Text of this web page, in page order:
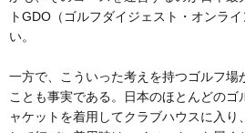
トGDO（ゴルフダイジェスト・オンラ
い。
一方で、こういった考えを持つゴルフ場
ことも事実である。日本のほとんどのゴ
ャケットを着用してクラブハウスに入り